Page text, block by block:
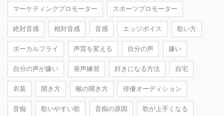
マーケティングプロモーター スポーツプロモーター
絶対音感 相対音感 音感 エッジボイス 歌い方
ボーカルフライ 声質を変える 自分の声 嫌い
自分の声が嫌い 発声練習 好きになる方法 自宅
衣装 開き方 喉の開き方 俳優オーディション
音痴 歌いやすい歌 音痴の原因 歌が上手くなる